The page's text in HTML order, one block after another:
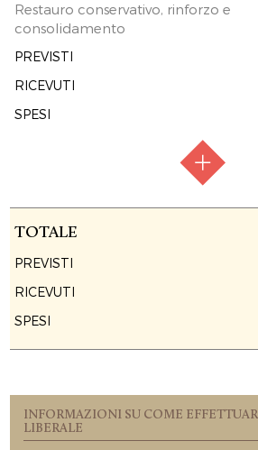
EROGAZIONI LIBERALI
Fondazione Cassa di Risparmio
Fondazione Cassa di Risparmio
REPORT UTILIZZO MENSILE
EROGAZIONI
Restauro conservativo, rinforzo e
consolidamento
PREVISTI
RICEVUTI
SPESI
PREVISIONE COSTO TOTALE
REPORT UTILIZZO MENSILE
EROGAZIONI
TOTALE
PREVISTI
RICEVUTI
SPESI
INFORMAZIONI SU COME
LIBERALE